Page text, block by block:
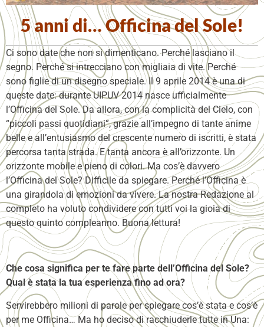
5 anni di… Officina del Sole!
Ci sono date che non si dimenticano. Perché lasciano il
segno. Perché si intrecciano con migliaia di vite. Perché
sono figlie di un disegno speciale. Il 9 aprile 2014 è una di
queste date: durante UIPUV 2014 nasce ufficialmente
l’Officina del Sole. Da allora, con la complicità del Cielo, con
“piccoli passi quotidiani”, grazie all’impegno di tante anime
belle e all’entusiasmo del crescente numero di iscritti, è stata
percorsa tanta strada. E tanta ancora è all’orizzonte. Un
orizzonte mobile e pieno di colori. Ma cos’è davvero
l’Officina del Sole? Difficile da spiegare. Perché l’Officina è
una girandola di emozioni da vivere. La nostra Redazione al
completo ha voluto condividere con tutti voi la gioia di
questo quinto compleanno. Buona lettura!
Che cosa significa per te fare parte dell’Officina del Sole?
Qual è stata la tua esperienza fino ad ora?
Servirebbero milioni di parole per spiegare cos’è stata e cos’è
per me Officina… Ma ho deciso di racchiuderle tutte in Una: